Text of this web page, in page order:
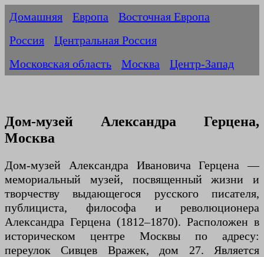
Домашняя Европа
Восточная Европа
Россия
Центральная Россия
Московская область
Москва Центр-Запад
Дом-музей Александра Герцена,
Москва
Дом-музей Александра Ивановича Герцена —
мемориальный музей, посвященный жизни и
творчеству выдающегося русского писателя,
публициста, философа и революционера
Александра Герцена (1812–1870). Расположен в
историческом центре Москвы по адресу:
переулок Сивцев Вражек, дом 27. Является